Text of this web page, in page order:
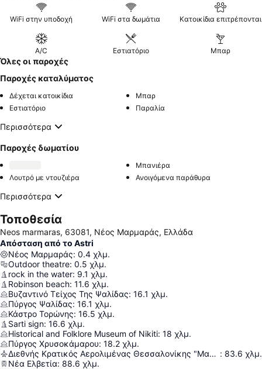
WiFi στην υποδοχή WiFi στα δωμάτια Κατοικίδια επιτρέπονται
A/C Εστιατόριο Μπαρ
Όλες οι παροχές
Παροχές καταλύματος
Δέχεται κατοικίδια
Μπαρ
Εστιατόριο
Παραλία
Περισσότερα
Παροχές δωματίου
Μπανιέρα
Λουτρό με ντουζιέρα
Ανοιγόμενα παράθυρα
Περισσότερα
Τοποθεσία
Neos marmaras, 63081, Νέος Μαρμαράς, Ελλάδα
Απόσταση από το Astri
Νέος Μαρμαράς: 0.4 χλμ.
Outdoor theatre: 0.5 χλμ.
rock in the water: 9.1 χλμ.
Robinson beach: 11.6 χλμ.
Βυζαντινό Τείχος Της Ψαλίδας: 16.1 χλμ.
Πύργος Ψαλίδας: 16.1 χλμ.
Κάστρο Τορώνης: 16.5 χλμ.
Sarti sign: 16.6 χλμ.
Historical and Folklore Museum of Nikiti: 18 χλμ.
Πύργος Χρυσοκάμαρου: 18.2 χλμ.
Διεθνής Κρατικός Αερολιμένας Θεσσαλονίκης "Μακεδονία" : 83.6 χλμ.
Νέα Ελβετία: 88.6 χλμ.